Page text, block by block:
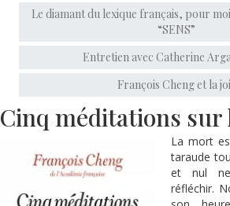
Le diamant du lexique français, pour
“SENS”
Entretien avec Catherine
François Cheng et la
Cinq méditations
La mort
taraude
et nul ne
réfléchir.